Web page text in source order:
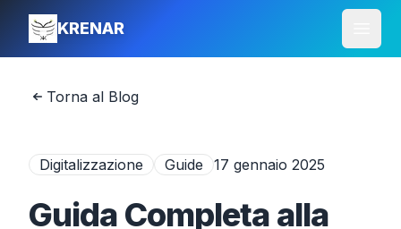
KRENAR
Torna al Blog
Digitalizzazione Guide 17 gennaio 2025
Guida Completa alla